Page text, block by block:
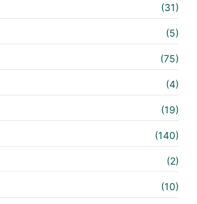
(31)
(5)
(75)
(4)
(19)
(140)
(2)
(10)